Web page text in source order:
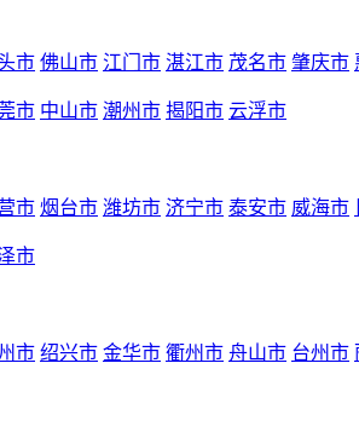
市 佛山市 江门市 湛江市 茂名市 肇庆市
市 中山市 潮州市 揭阳市 云浮市
市 烟台市 潍坊市 济宁市 泰安市 威海市
市
市 绍兴市 金华市 衢州市 舟山市 台州市